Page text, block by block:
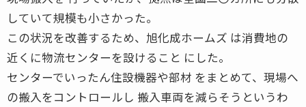
していて規模も小さかった。
この状況を改善するため、旭化成ホームズ は消費地の
近くに物流センターを設けること にした。
センターでいったん住設機器や部材 をまとめて、現場へ
の搬入をコントロールし 搬入車両を減らそうというわ